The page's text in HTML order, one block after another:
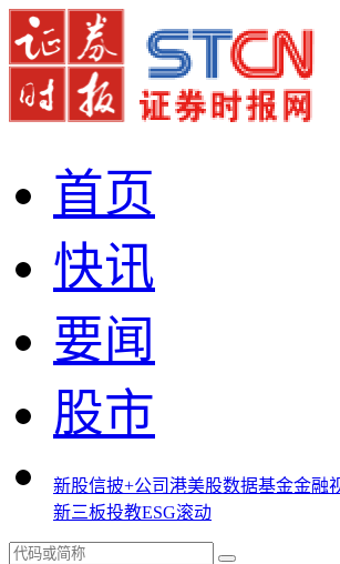
首页
快讯
要闻
股市
新股信披+公司港美股数据基金金融
新三板投教ESG滚动